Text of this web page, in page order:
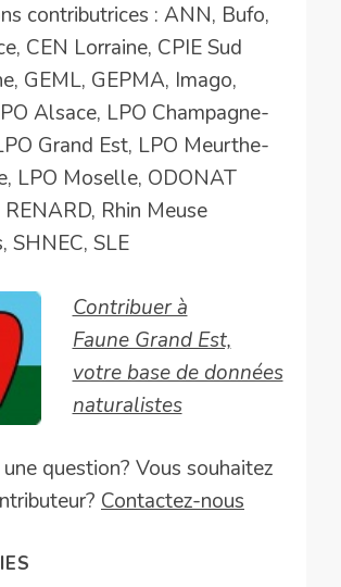
contributrices : ANN, Bufo,
CEN Lorraine, CPIE Sud
GEML, GEPMA, Imago,
Alsace, LPO Champagne-
Grand Est, LPO Meurthe-
LPO Moselle, ODONAT
Rhin Meuse
SHNEC, SLE
Contribuer à
Faune Grand Est,
votre base de données
naturalistes
question? Vous souhaitez
Contactez-nous